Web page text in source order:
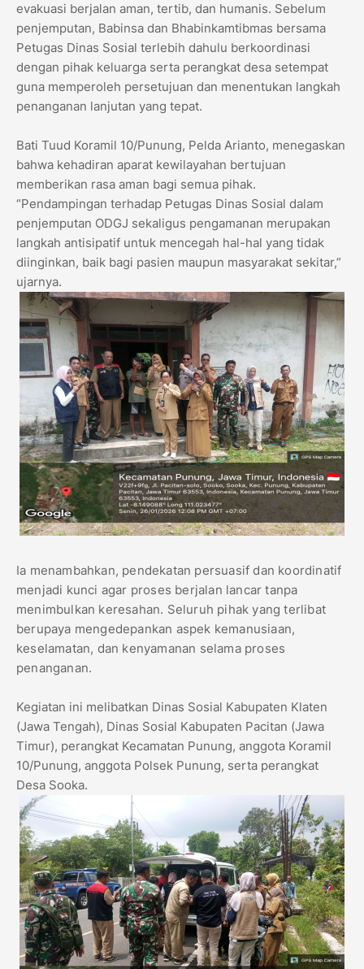
evakuasi berjalan aman, tertib, dan humanis. Sebelum
penjemputan, Babinsa dan Bhabinkamtibmas bersama
Petugas Dinas Sosial terlebih dahulu berkoordinasi
dengan pihak keluarga serta perangkat desa setempat
guna memperoleh persetujuan dan menentukan langkah
penanganan lanjutan yang tepat.
Bati Tuud Koramil 10/Punung, Pelda Arianto, menegaskan
bahwa kehadiran aparat kewilayahan bertujuan
memberikan rasa aman bagi semua pihak.
“Pendampingan terhadap Petugas Dinas Sosial dalam
penjemputan ODGJ sekaligus pengamanan merupakan
langkah antisipatif untuk mencegah hal-hal yang tidak
diinginkan, baik bagi pasien maupun masyarakat sekitar,”
ujarnya.
Ia menambahkan, pendekatan persuasif dan koordinatif
menjadi kunci agar proses berjalan lancar tanpa
menimbulkan keresahan. Seluruh pihak yang terlibat
berupaya mengedepankan aspek kemanusiaan,
keselamatan, dan kenyamanan selama proses
penanganan.
Kegiatan ini melibatkan Dinas Sosial Kabupaten Klaten
(Jawa Tengah), Dinas Sosial Kabupaten Pacitan (Jawa
Timur), perangkat Kecamatan Punung, anggota Koramil
10/Punung, anggota Polsek Punung, serta perangkat
Desa Sooka.